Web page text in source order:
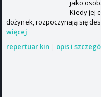
jako
Kiedy jej
dożynek, rozpoczynają się
więcej
repertuar kin | opis i